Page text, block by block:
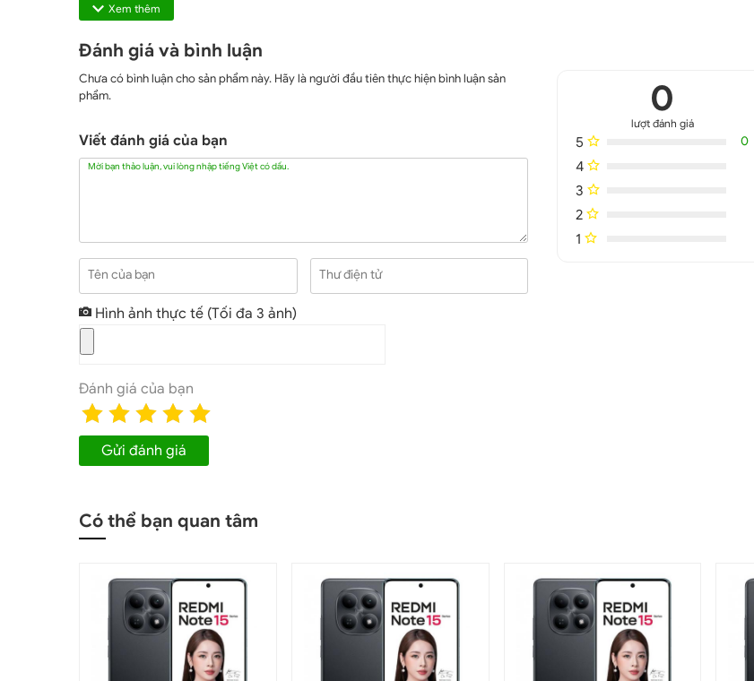
Thiết kế độc đáo mới trên điện thoại Xiaomi Redmi Note 14 Pro Plus 5G
Điểm nổi bật hơn nữa chính là độ sáng tối đa lên đến 3000 nits, giúp màn hình luôn nổi bật và hiển thị rõ
mà còn tối ưu hóa không gian hiển thị, mang đến trải nghiệm hình ảnh hoàn hảo cho người dùng.
Redmi Note 14 Pro+ 5G chính hãng giá rẻ sở hữu cụm 3 ống kính sắc nét
Hệ thống camera của Xiaomi Redmi Note 14 Pro Plus gây ấn tượng mạnh với cụm 3 ống kính được bố trí
1/1.4″. Với công nghệ chống rung quang học OIS, những bức ảnh chụp từ điện thoại này sẽ luôn rõ nét,
sắc nét mà không bị rung, nhòe ngay cả khi chụp trong điều kiện ánh sáng yếu hoặc khi di chuyển.
Xem thêm
Đánh giá và bình luận
0
lượt đánh giá
5 0
4
3
2
1
Chưa có bình luận cho sản phẩm này. Hãy là người đầu tiên thực hiện bình luận sản
phẩm.
Viết đánh giá của bạn
Mời bạn thảo luận, vui lòng nhập tiếng Việt có dấu.
Tên của bạn Thư điện tử
Hình ảnh thực tế (Tối đa 3 ảnh)
Đánh giá của bạn
Gửi đánh giá
Có thể bạn quan tâm